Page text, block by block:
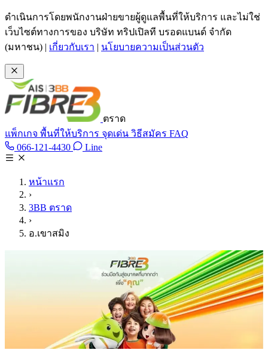
ข้ามไปเนื้อหาหลัก
ดำเนินการโดยพนักงานฝ่ายขายผู้ดูแลพื้นที่ให้บริการ และไม่ใช่
เว็บไซต์ทางการของ บริษัท ทริปเปิลที บรอดแบนด์ จำกัด
(มหาชน) | เกี่ยวกับเรา | นโยบายความเป็นส่วนตัว
ตราด
แพ็กเกจ พื้นที่ให้บริการ จุดเด่น วิธีสมัคร FAQ
066-121-4430 โทร 066-121-4430
LineLine @tan3bb
หน้าแรก
›
3BB ตราด
›
อ.เขาสมิง